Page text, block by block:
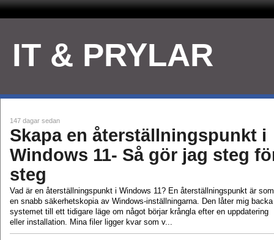
IT & PRYLAR
147 dagar sedan
Skapa en återställningspunkt i
Windows 11- Så gör jag steg
steg
Vad är en återställningspunkt i Windows 11? En återställningspunkt är som
en snabb säkerhetskopia av Windows‑inställningarna. Den låter mig backa
systemet till ett tidigare läge om något börjar krångla efter en uppdatering
eller installation. Mina filer ligger kvar som v...